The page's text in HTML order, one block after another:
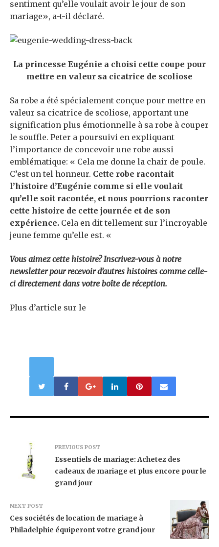
sentiment qu’elle voulait avoir le jour de son
mariage», a-t-il déclaré.
La princesse Eugénie a choisi cette coupe pour
mettre en valeur sa cicatrice de scoliose
Sa robe a été spécialement conçue pour mettre en
valeur sa cicatrice de scoliose, apportant une
signification plus émotionnelle à sa robe à couper
le souffle. Peter a poursuivi en expliquant
l’importance de concevoir une robe aussi
emblématique: « Cela me donne la chair de poule.
C’est un tel honneur. Cette robe racontait
l’histoire d’Eugénie comme si elle voulait
qu’elle soit racontée, et nous pourrions raconter
cette histoire de cette journée et de son
expérience. Cela en dit tellement sur l’incroyable
jeune femme qu’elle est. «
Vous aimez cette histoire? Inscrivez-vous à notre
newsletter pour recevoir d’autres histoires comme celle-
ci directement dans votre boîte de réception.
Plus d’article sur le
PREVIOUS POST
Essentiels de mariage: Achetez des
cadeaux de mariage et plus encore pour le
grand jour
NEXT POST
Ces sociétés de location de mariage à
Philadelphie équiperont votre grand jour